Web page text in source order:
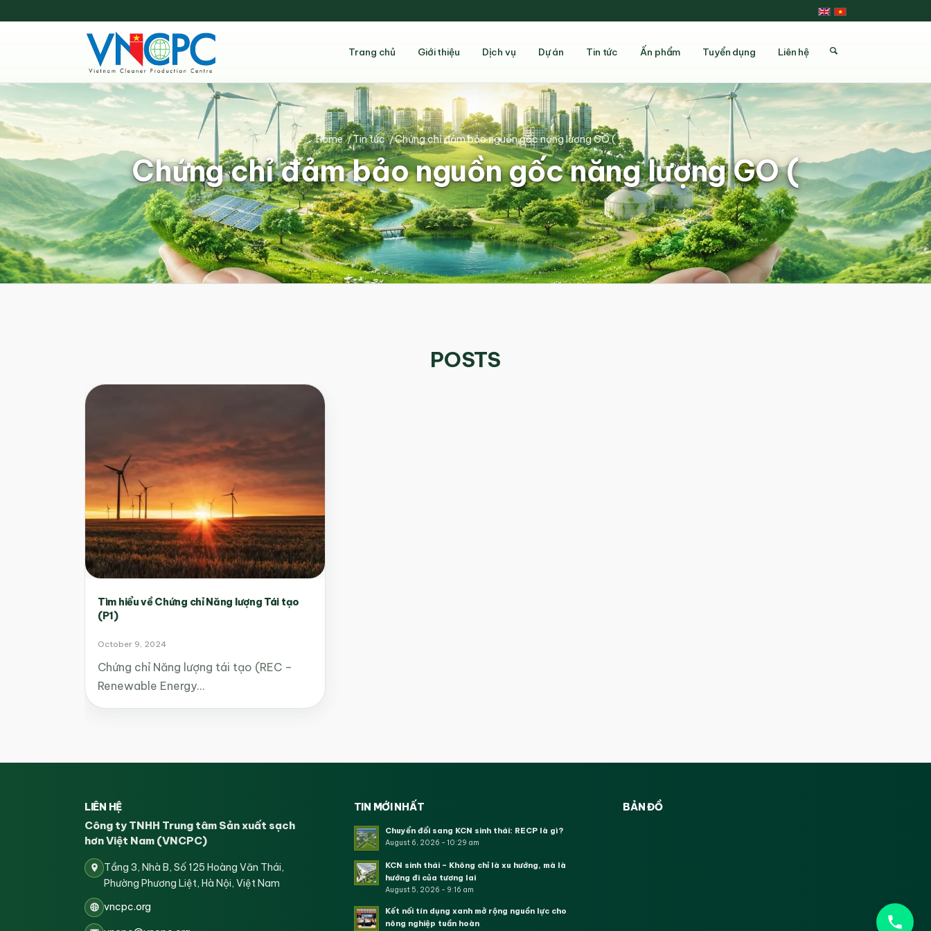
Trang chủ Giới thiệu Dịch vụ Dự án Tin tức Ấn phẩm Tuyển dụng Liên hệ
Chứng chỉ đảm bảo nguồn gốc năng lượng GO (
Home /Tin tức /Chứng chỉ đảm bảo nguồn gốc năng lượng GO (
POSTS
Tìm hiểu về Chứng chỉ Năng lượng Tái tạo
(P1)
October 9, 2024
Chứng chỉ Năng lượng tái tạo (REC –
Renewable Energy…
LIÊN HỆ
Công ty TNHH Trung tâm Sản xuất sạch
hơn Việt Nam (VNCPC)
Tầng 3, Nhà B, Số 125 Hoàng Văn Thái,
Phường Phương Liệt, Hà Nội, Việt Nam
vncpc.org
TIN MỚI NHẤT
Chuyển đổi sang KCN sinh thái: RECP là gì?
August 6, 2026 - 10:29 am
KCN sinh thái – Không chỉ là xu hướng, mà là
hướng đi của tương lai
August 5, 2026 - 9:16 am
Kết nối tín dụng xanh mở rộng nguồn lực cho
nông nghiệp tuần hoàn
BẢN ĐỒ